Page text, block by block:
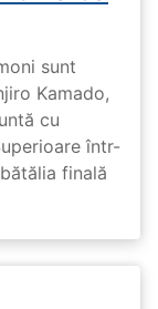
sunt
Kamado,
cu
într-
finală